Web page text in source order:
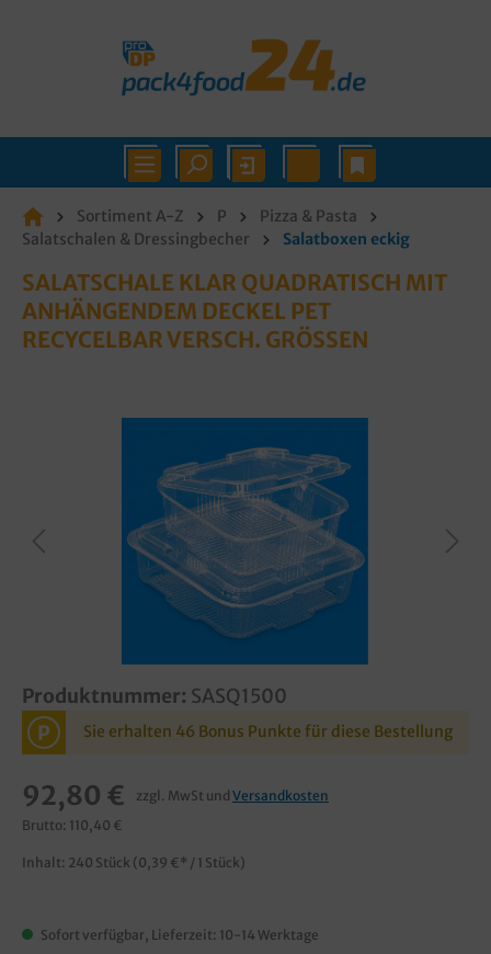
Sortiment A-Z P
Pizza & Pasta
Salatschalen & Dressingbecher
Salatboxen eckig
SALATSCHALE KLAR QUADRATISCH MIT
ANHÄNGENDEM DECKEL PET
RECYCELBAR VERSCH. GRÖSSEN
Produktnummer: SASQ1500
P Sie erhalten 46 Bonus Punkte für diese Bestellung
92,80 € zzgl. MwSt und Versandkosten
Brutto: 110,40 €
Inhalt: 240 Stück (0,39 €* / 1 Stück)
Sofort verfügbar, Lieferzeit: 10-14 Werktage